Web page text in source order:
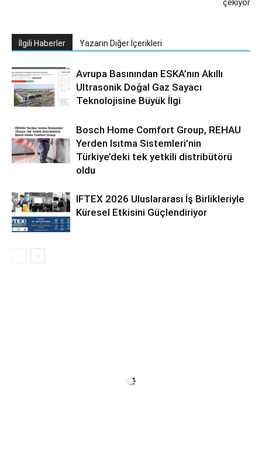
çekiyor
İlgili Haberler Yazarın Diğer İçerikleri
Avrupa Basınından ESKA’nın Akıllı
Ultrasonik Doğal Gaz Sayacı
Teknolojisine Büyük İlgi
Bosch Home Comfort Group, REHAU
Yerden Isıtma Sistemleri’nin
Türkiye’deki tek yetkili distribütörü
oldu
IFTEX 2026 Uluslararası İş Birlikleriyle
Küresel Etkisini Güçlendiriyor